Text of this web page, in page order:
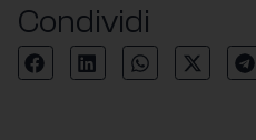
Condividi